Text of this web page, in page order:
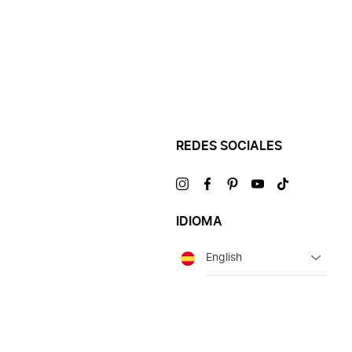
REDES SOCIALES
VisítanosVisítanosVisítanosVisítanosVisítanos
IDIOMA
Idioma